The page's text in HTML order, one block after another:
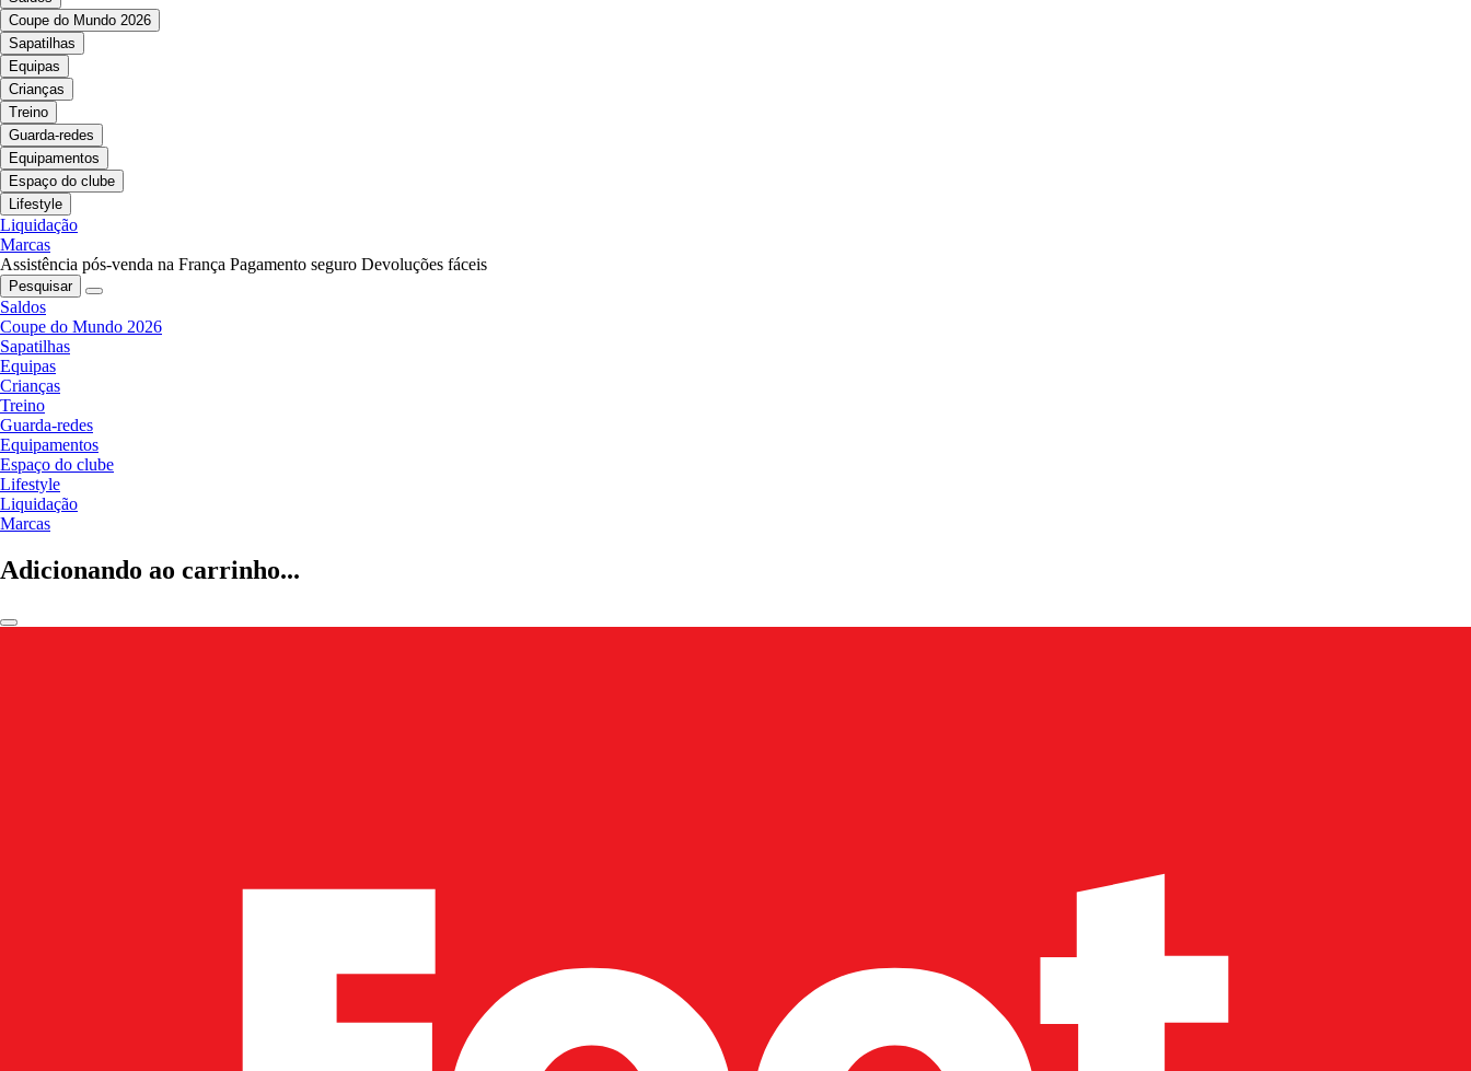
Coupe do Mundo 2026
Sapatilhas
Equipas
Crianças
Treino
Guarda-redes
Equipamentos
Espaço do clube
Lifestyle
Liquidação
Marcas
Assistência pós-venda na França Pagamento seguro Devoluções fáceis
Pesquisar
Saldos
Coupe do Mundo 2026
Sapatilhas
Equipas
Crianças
Treino
Guarda-redes
Equipamentos
Espaço do clube
Lifestyle
Liquidação
Marcas
Adicionando ao carrinho...